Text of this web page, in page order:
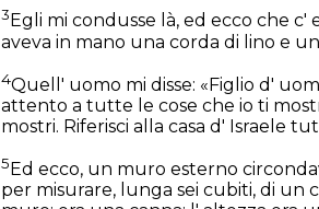
3 Egli mi condusse là, ed ecco che
aveva in mano una corda di lino e
4Quell' uomo mi disse: «Figlio d'
attento a tutte le cose che io ti
mostri. Riferisci alla casa d' Israele
5 Ed ecco, un muro esterno
per misurare, lunga sei cubiti, di un